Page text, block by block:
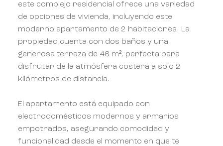
este complejo residencial ofrece una variedad
de opciones de vivienda, incluyendo este
moderno apartamento de 2 habitaciones. La
propiedad cuenta con dos baños y una
generosa terraza de 46 m², perfecta para
disfrutar de la atmósfera costera a solo 2
kilómetros de distancia.
El apartamento está equipado con
electrodomésticos modernos y armarios
empotrados, asegurando comodidad y
funcionalidad desde el momento en que te